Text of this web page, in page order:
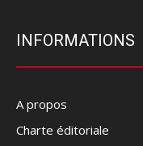
INFORMATIONS
A propos
Charte éditoriale